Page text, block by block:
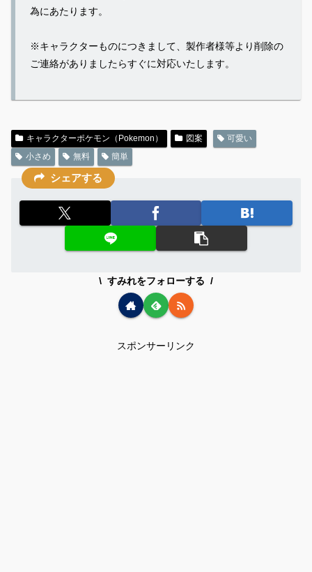
為にあたります。
※キャラクターものにつきまして、製作者様等より削除の
ご連絡がありましたらすぐに対応いたします。
キャラクターポケモン（Pokemon） 図案
可愛い
小さめ
無料 簡単
シェアする
すみれをフォローする
スポンサーリンク